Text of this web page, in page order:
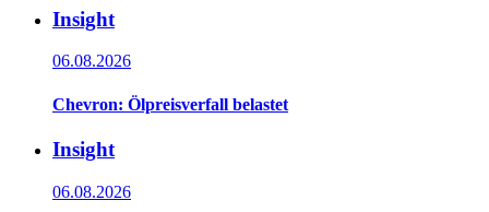
Insight
06.08.2026
Chevron: Ölpreisverfall belastet
Insight
06.08.2026